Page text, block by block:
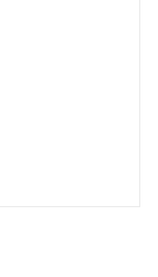
jeux de